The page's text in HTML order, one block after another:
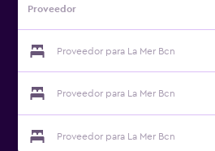
Proveedor
Proveedor para La Mer Bcn
Proveedor para La Mer Bcn
Proveedor para La Mer Bcn